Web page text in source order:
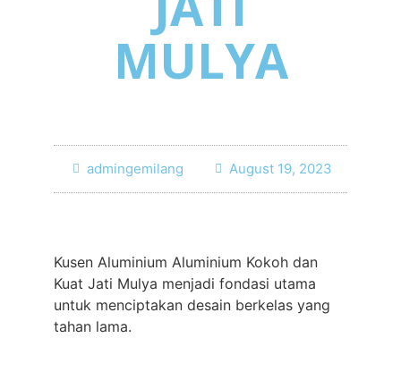
MULYA
admingemilang August 19, 2023
Kusen Aluminium Aluminium Kokoh dan
Kuat Jati Mulya menjadi fondasi utama
untuk menciptakan desain berkelas yang
tahan lama.